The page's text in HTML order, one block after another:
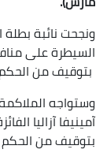
السيطرة على
بتوقيف من الحكم
وستواجه الملاكمة
آمينيفا آزاليا
بتوقيف من الحكم